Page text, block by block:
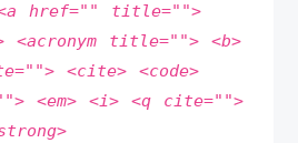
href="" title="">
title=""> <b>
<cite> <code>
<em> <i> <q cite="">